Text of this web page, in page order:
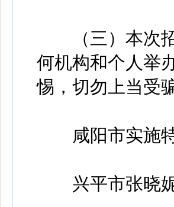
（三）本次招
何机构和个人举
惕，切勿上当受骗
咸阳市实施特
兴平市张晓妮